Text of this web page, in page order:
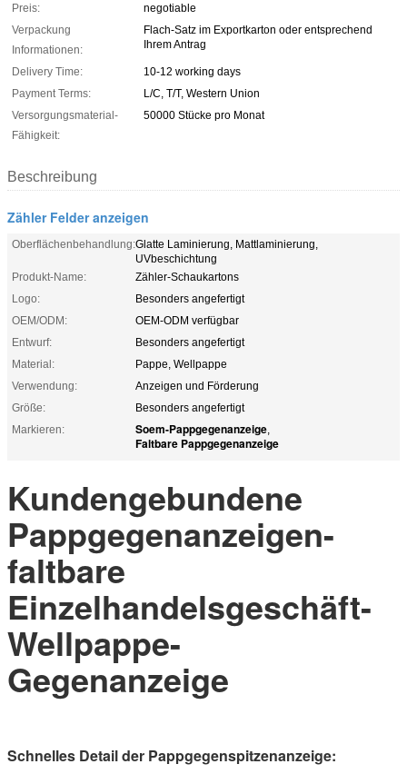
Preis:
negotiable
Verpackung
Informationen:
Flach-Satz im Exportkarton oder entsprechend
Ihrem Antrag
Delivery Time:
10-12 working days
Payment Terms:
L/C, T/T, Western Union
Versorgungsmaterial-
Fähigkeit:
50000 Stücke pro Monat
Beschreibung
Zähler Felder anzeigen
Oberflächenbehandlung:Glatte Laminierung, Mattlaminierung,
UVbeschichtung
Produkt-Name:
Zähler-Schaukartons
Logo:
Besonders angefertigt
OEM/ODM:
OEM-ODM verfügbar
Entwurf:
Besonders angefertigt
Material:
Pappe, Wellpappe
Verwendung:
Anzeigen und Förderung
Größe:
Besonders angefertigt
Markieren:
Soem-Pappgegenanzeige,
Faltbare Pappgegenanzeige
Kundengebundene
Pappgegenanzeigen-
faltbare
Einzelhandelsgeschäft-
Wellpappe-
Gegenanzeige
Schnelles Detail der Pappgegenspitzenanzeige: